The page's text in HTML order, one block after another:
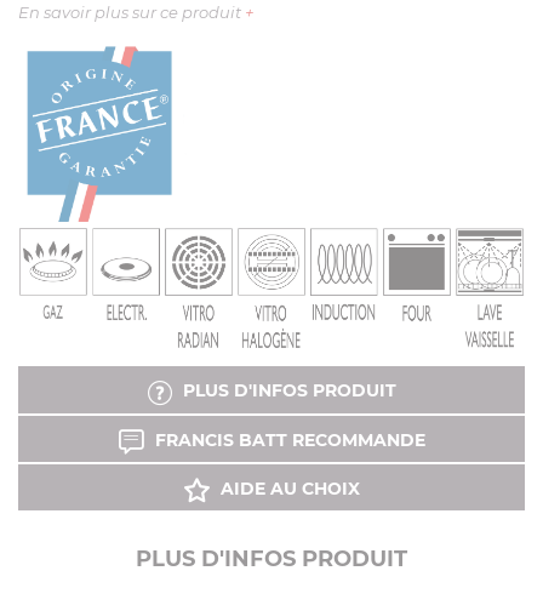
En savoir plus sur ce produit +
PLUS D'INFOS PRODUIT
FRANCIS BATT RECOMMANDE
AIDE AU CHOIX
PLUS D'INFOS PRODUIT